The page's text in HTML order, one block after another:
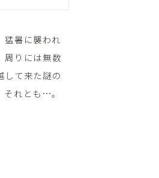
猛暑に襲われ
周りには無数
て来た謎の
れとも…。